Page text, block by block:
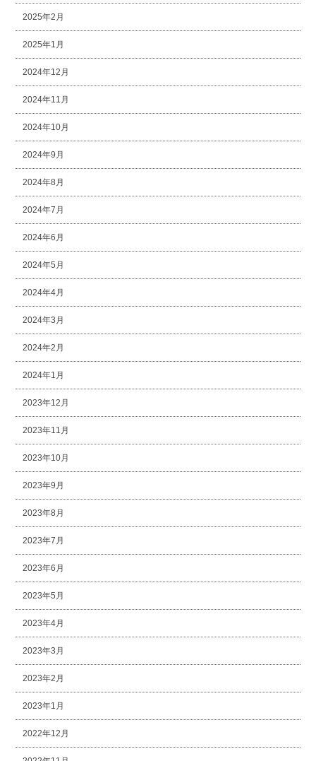
2025年2月
2025年1月
2024年12月
2024年11月
2024年10月
2024年9月
2024年8月
2024年7月
2024年6月
2024年5月
2024年4月
2024年3月
2024年2月
2024年1月
2023年12月
2023年11月
2023年10月
2023年9月
2023年8月
2023年7月
2023年6月
2023年5月
2023年4月
2023年3月
2023年2月
2023年1月
2022年12月